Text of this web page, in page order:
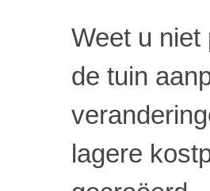
Weet u niet
de tuin
lagere